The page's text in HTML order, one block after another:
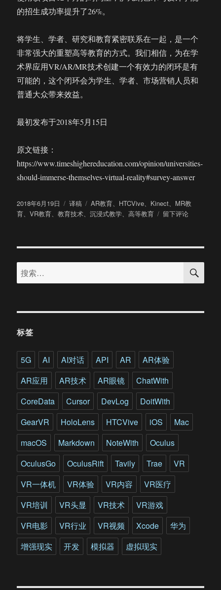
的招生成功率提升了26%。
将学生、学者、研究和教育紧密联系在一起，是一个
非常强大的重塑高等教育的方式。我们相信，为在学
术界应用VR/AR/MR技术创建一个有效力的闭环是有
可能的，这个闭环会为学生、学者、市场营销人员和
普通大众带来效益。
最初发布于2018年5月15日
原文链接：
https://www.timeshighereducation.com/opinion/universities-
should-immerse-themselves-virtual-reality#survey-answer
发
布
2018年6月19日
分
类
译稿
标
签
AR教育、 HTCVive、 Kinect、 MR教
育、VR教育、教育技术、沉浸式教学、高等教育
于
等
育
使
只
是
教
学
效
果
留下评论
搜
索：
搜
标签
5G AI AI对话 API AR
AR体验
AR应用
AR技术 AR眼镜
ChatWith
CoreData
Cursor DevLog
DoitWith
GearVR
HoloLens HTCVive iOS
Mac
macOS
Markdown NoteWith
Oculus
OculusGo
OculusRift Tavily Trae
VR
VR一体机
VR体验 VR内容
VR医疗
VR培训
VR头显 VR技术
VR游戏
VR电影
VR行业 VR视频 Xcode
华为
增强现实
开发 模拟器 虚拟现实